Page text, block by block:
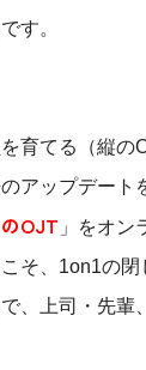
す。
育てる（縦の
アップデート
OJT 」をオン
そ、1on1の
、上司・先